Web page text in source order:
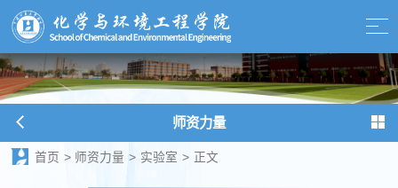
师资力量
首页 > 师资力量 > 实验室 > 正文